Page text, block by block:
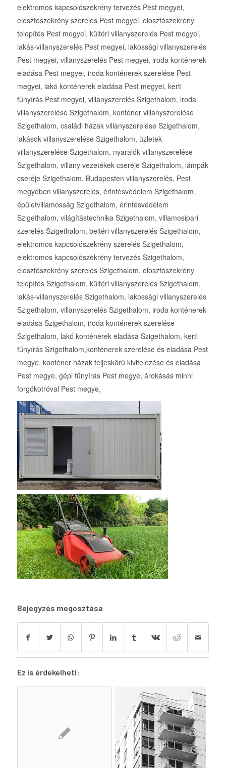
elektromos kapcsolószekrény tervezés Pest megyei,
elosztószekrény szerelés Pest megyei, elosztószekrény
telepítés Pest megyei, kültéri villanyszerelés Pest megyei,
lakás-villanyszerelés Pest megyei, lakossági villanyszerelés
Pest megyei, villanyszerelés Pest megyei, iroda konténerek
eladása Pest megyei, iroda konténerek szerelése Pest
megyei, lakó konténerek eladása Pest megyei, kerti
fűnyírás Pest megyei, villanyszerelés Szigethalom, iroda
villanyszerelése Szigethalom, konténer villanyszerelése
Szigethalom, családi házak villanyszerelése Szigethalom,
lakások villanyszerelése Szigethalom, üzletek
villanyszerelése Szigethalom, nyaralók villanyszerelése
Szigethalom, villany vezetékek cseréje Szigethalom, lámpák
cseréje Szigethalom, Budapesten villanyszerelés, Pest
megyében villanyszerelés, érintésvédelem Szigethalom,
épületvillamosság Szigethalom, érintésvédelem
Szigethalom, világítástechnika Szigethalom, villamosipari
szerelés Szigethalom, beltéri villanyszerelés Szigethalom,
elektromos kapcsolószekrény szerelés Szigethalom,
elektromos kapcsolószekrény tervezés Szigethalom,
elosztószekrény szerelés Szigethalom, elosztószekrény
telepítés Szigethalom, kültéri villanyszerelés Szigethalom,
lakás-villanyszerelés Szigethalom, lakossági villanyszerelés
Szigethalom, villanyszerelés Szigethalom, iroda konténerek
eladása Szigethalom, iroda konténerek szerelése
Szigethalom, lakó konténerek eladása Szigethalom, kerti
fűnyírás Szigethalom,konténerek szerelése és eladása Pest
megye, konténer házak teljeskörű kivitelezése és eladása
Pest megye, gépi fűnyírás Pest megye, árokásás minni
forgókotróval Pest megye,
Bejegyzés megosztása
Ez is érdekelheti: